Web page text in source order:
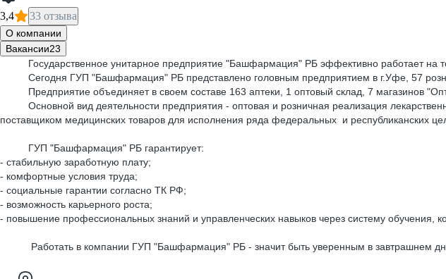
3,4 33 отзыва
О компании
Вакансии23
Государственное унитарное предприятие "Башфармация" РБ эффективно работает на
Сегодня ГУП "Башфармация" РБ представлено головным предприятием в г.Уфе, 57
Предприятие объединяет в своем составе 163 аптеки, 1 оптовый склад, 7 магазинов
Основной вид деятельности предприятия - оптовая и розничная реализация
поставщиком медицинских товаров для исполнения ряда федеральных и республиканских
ГУП "Башфармация" РБ гарантирует:
- стабильную заработную плату;
- комфортные условия труда;
- социальные гарантии согласно ТК РФ;
- возможность карьерного роста;
- повышение профессиональных знаний и управленческих навыков через систему обучения,
Работать в компании ГУП "Башфармация" РБ - значит быть уверенным в